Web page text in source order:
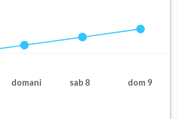
domani sab 8 dom 9